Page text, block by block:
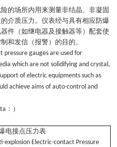
的场所内用来测量非结晶、非凝固
介质压力。仪表经与具有相应防爆
件（如继电器及接触器等）配套使
和发信（报警）的目的。
pressure gauges are used for
which are not solidifying and crystal,
of electric equipments such as
achieve aims of auto-control and
：）
电接点压力表
explosion Electric-contact Pressure